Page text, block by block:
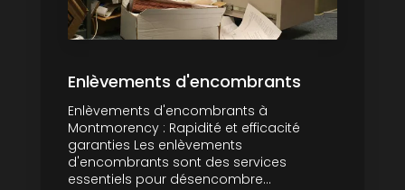
Enlèvements d'encombrants
Enlèvements d'encombrants à
Montmorency : Rapidité et efficacité
garanties Les enlèvements
d'encombrants sont des services
essentiels pour désencombre...